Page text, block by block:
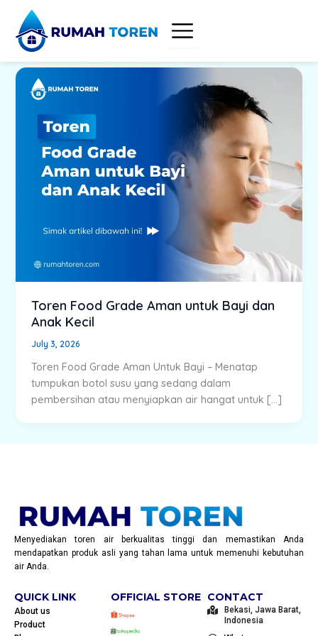
content
Toren Food Grade Aman untuk Bayi dan
Anak Kecil
July 3, 2026
Toren Food Grade Aman Untuk Bayi – Menatap
tumpukan botol susu yang sedang dalam
pembersihan atau menyiapkan air hangat untuk […]
Menyediakan toren air berkualitas tinggi dan memastikan Anda
mendapatkan produk asli yang tahan lama untuk memenuhi kebutuhan
air Anda.
QUICK LINK
About us
Product
OFFICIAL STORE CONTACT
Bekasi, Jawa Barat,
Indonesia